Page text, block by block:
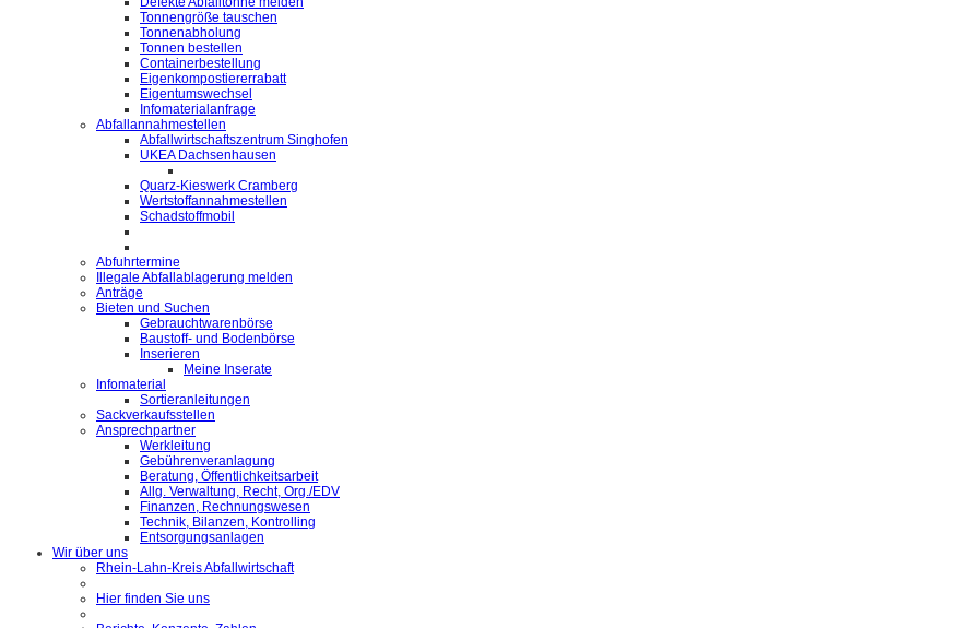
Tonnengröße tauschen
Tonnenabholung
Tonnen bestellen
Containerbestellung
Eigenkompostiererrabatt
Eigentumswechsel
Infomaterialanfrage
Abfallannahmestellen
Abfallwirtschaftszentrum Singhofen
UKEA Dachsenhausen
Quarz-Kieswerk Cramberg
Wertstoffannahmestellen
Schadstoffmobil
Abfuhrtermine
Illegale Abfallablagerung melden
Anträge
Bieten und Suchen
Gebrauchtwarenbörse
Baustoff- und Bodenbörse
Inserieren
Meine Inserate
Infomaterial
Sortieranleitungen
Sackverkaufsstellen
Ansprechpartner
Werkleitung
Gebührenveranlagung
Beratung, Öffentlichkeitsarbeit
Allg. Verwaltung, Recht, Org./EDV
Finanzen, Rechnungswesen
Technik, Bilanzen, Kontrolling
Entsorgungsanlagen
Wir über uns
Rhein-Lahn-Kreis Abfallwirtschaft
Hier finden Sie uns